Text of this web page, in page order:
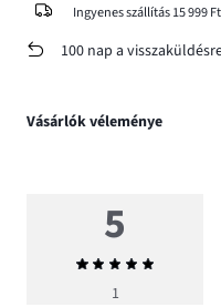
Ingyenes szállítás 15 999
100 nap a
Vásárlók véleménye
5
Átlagos
értékelés
1